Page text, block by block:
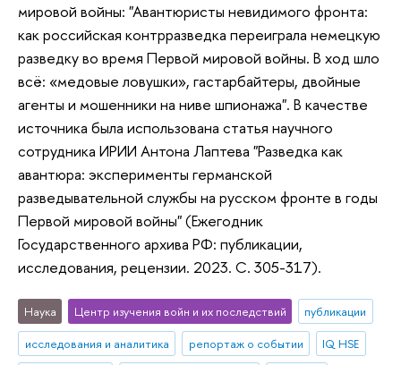
мировой войны: "Авантюристы невидимого фронта:
как российская контрразведка переиграла немецкую
разведку во время Первой мировой войны. В ход шло
всё: «медовые ловушки», гастарбайтеры, двойные
агенты и мошенники на ниве шпионажа". В качестве
источника была использована статья научного
сотрудника ИРИИ Антона Лаптева "Разведка как
авантюра: эксперименты германской
разведывательной службы на русском фронте в годы
Первой мировой войны" (Ежегодник
Государственного архива РФ: публикации,
исследования, рецензии. 2023. С. 305-317).
Наука Центр изучения войн и их последствий
публикации
исследования и аналитика
репортаж о событии
IQ HSE